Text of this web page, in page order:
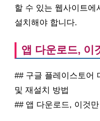
할 수 있는 웹사이트에
설치해야 합니다.
앱 다운로드, 이
## 구글 플레이스토어
및 재설치 방법
## 앱 다운로드, 이것